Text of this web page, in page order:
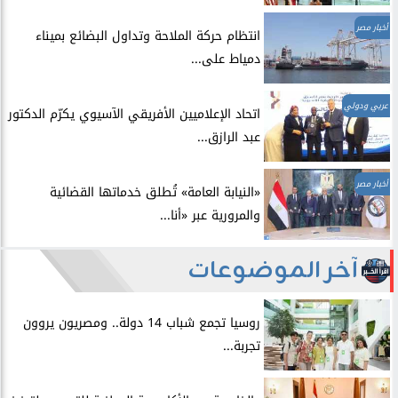
أخبار مصر
انتظام حركة الملاحة وتداول البضائع بميناء
دمياط على...
عربي ودولي
اتحاد الإعلاميين الأفريقي الآسيوي يكرّم الدكتور
عبد الرازق...
أخبار مصر
​«النيابة العامة» تُطلق خدماتها القضائية
والمرورية عبر «أنا...
آخر الموضوعات
روسيا تجمع شباب 14 دولة.. ومصريون يروون
تجربة...